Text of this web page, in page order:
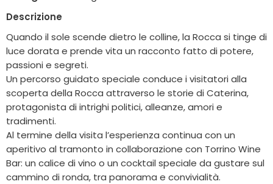
Descrizione
Quando il sole scende dietro le colline, la Rocca si tinge di
luce dorata e prende vita un racconto fatto di potere,
passioni e segreti.
Un percorso guidato speciale conduce i visitatori alla
scoperta della Rocca attraverso le storie di Caterina,
protagonista di intrighi politici, alleanze, amori e
tradimenti.
Al termine della visita l’esperienza continua con un
aperitivo al tramonto in collaborazione con Torrino Wine
Bar: un calice di vino o un cocktail speciale da gustare sul
cammino di ronda, tra panorama e convivialità.